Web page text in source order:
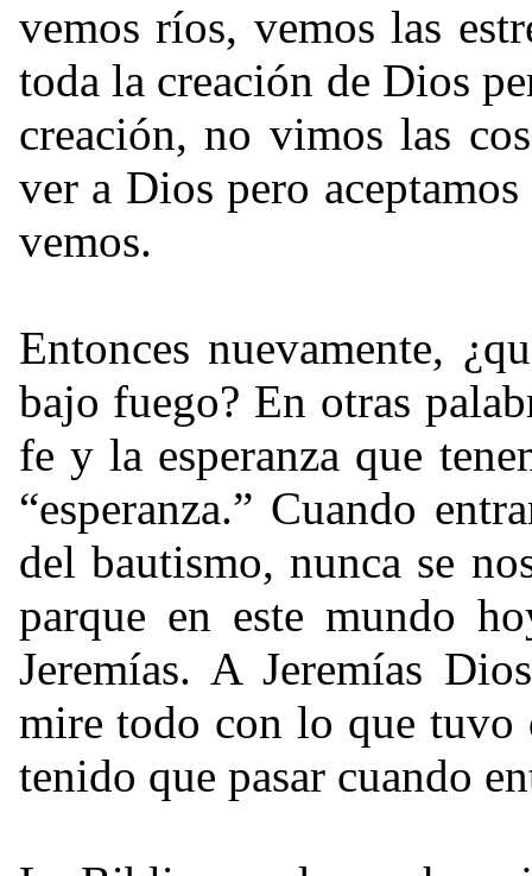
vemos ríos, vemos las
toda la creación de Dios
creación, no vimos las
ver a Dios pero
vemos.
Entonces nuevamente,
bajo fuego? En otras
fe y la esperanza que
“esperanza.” Cuando
del bautismo, nunca se
parque en este mundo
Jeremías. A Jeremías
mire todo con lo que tuvo
tenido que pasar cuando